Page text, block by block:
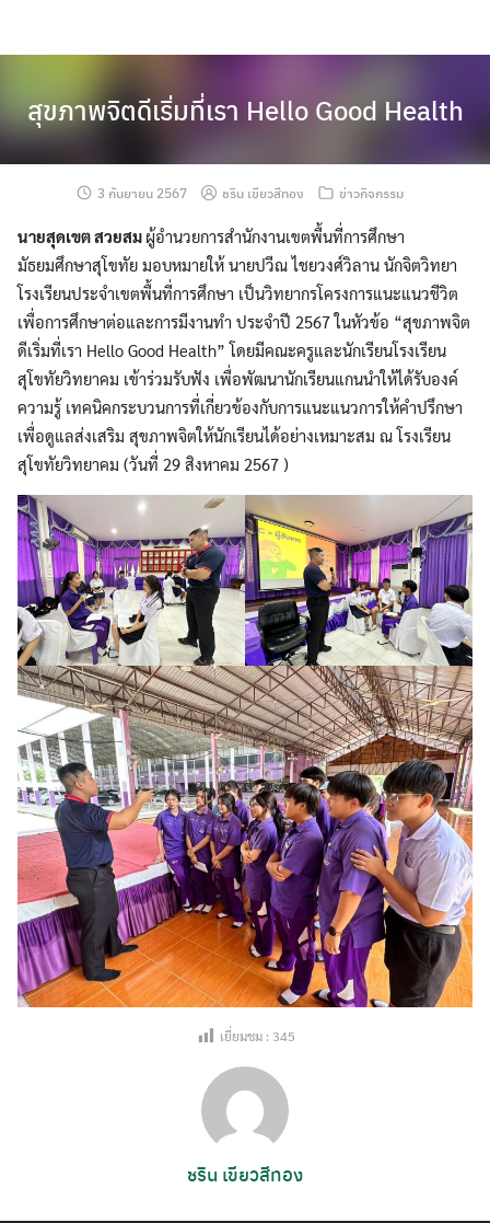
content
สุขภาพจิตดีเริ่มที่เรา Hello Good Health
3 กันยายน 2567 ชริน เขียวสีทอง ข่าวกิจกรรม
นายสุดเขต สวยสม ผู้อำนวยการสำนักงานเขตพื้นที่การศึกษา
มัธยมศึกษาสุโขทัย มอบหมายให้ นายปวีณ ไชยวงศ์วิลาน นักจิตวิทยา
โรงเรียนประจำเขตพื้นที่การศึกษา เป็นวิทยากรโครงการแนะแนวชีวิต
เพื่อการศึกษาต่อและการมีงานทำ ประจำปี 2567 ในหัวข้อ “สุขภาพจิต
ดีเริ่มที่เรา Hello Good Health” โดยมีคณะครูและนักเรียนโรงเรียน
สุโขทัยวิทยาคม เข้าร่วมรับฟัง เพื่อพัฒนานักเรียนแกนนำให้ได้รับองค์
ความรู้ เทคนิคกระบวนการที่เกี่ยวข้องกับการแนะแนวการให้คำปรึกษา
เพื่อดูแลส่งเสริม สุขภาพจิตให้นักเรียนได้อย่างเหมาะสม ณ โรงเรียน
สุโขทัยวิทยาคม (วันที่ 29 สิงหาคม 2567 )
เยี่ยมชม : 345
ชริน เขียวสีทอง